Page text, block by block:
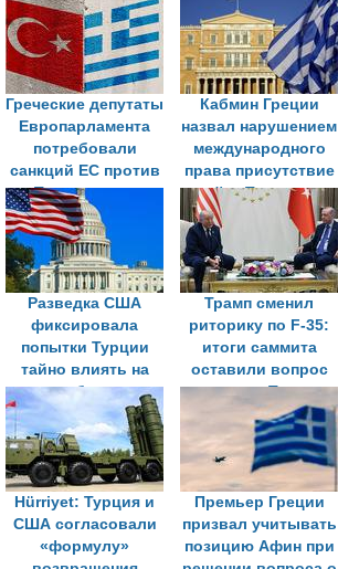
Греческие депутаты
Европарламента
потребовали
санкций ЕС против
Турции из-за
газопровода на
север Кипра
Кабмин Греции
назвал нарушением
международного
права присутствие
войск Турции на
севере Кипра
Разведка США
фиксировала
попытки Турции
тайно влиять на
выборы
Трамп сменил
риторику по F-35:
итоги саммита
оставили вопрос
поставок Турции
открытым
Hürriyet: Турция и
США согласовали
«формулу»
Премьер Греции
призвал учитывать
позицию Афин при